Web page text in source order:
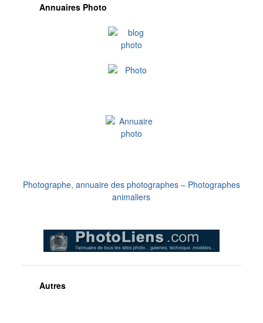
Annuaires Photo
Photographe, annuaire des photographes – Photographes
animaliers
Autres